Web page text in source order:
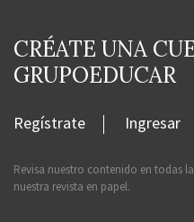
CRÉATE UNA
GRUPOEDUCAR
Regístrate Ingresar
Revisa nuestro contenido en todas
nuestra revista en papel.